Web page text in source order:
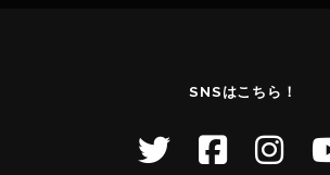
SNSはこちら！